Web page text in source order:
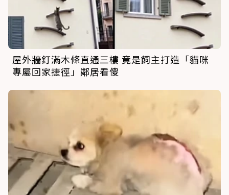
屋外牆釘滿木條直通三樓 竟是飼主打造「貓咪
專屬回家捷徑」鄰居看傻